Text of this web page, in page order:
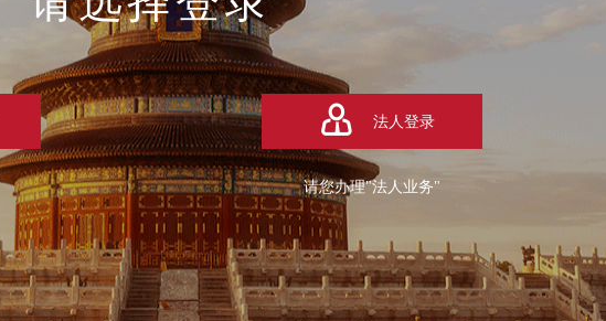
法人登录
请您办理"法人业务"